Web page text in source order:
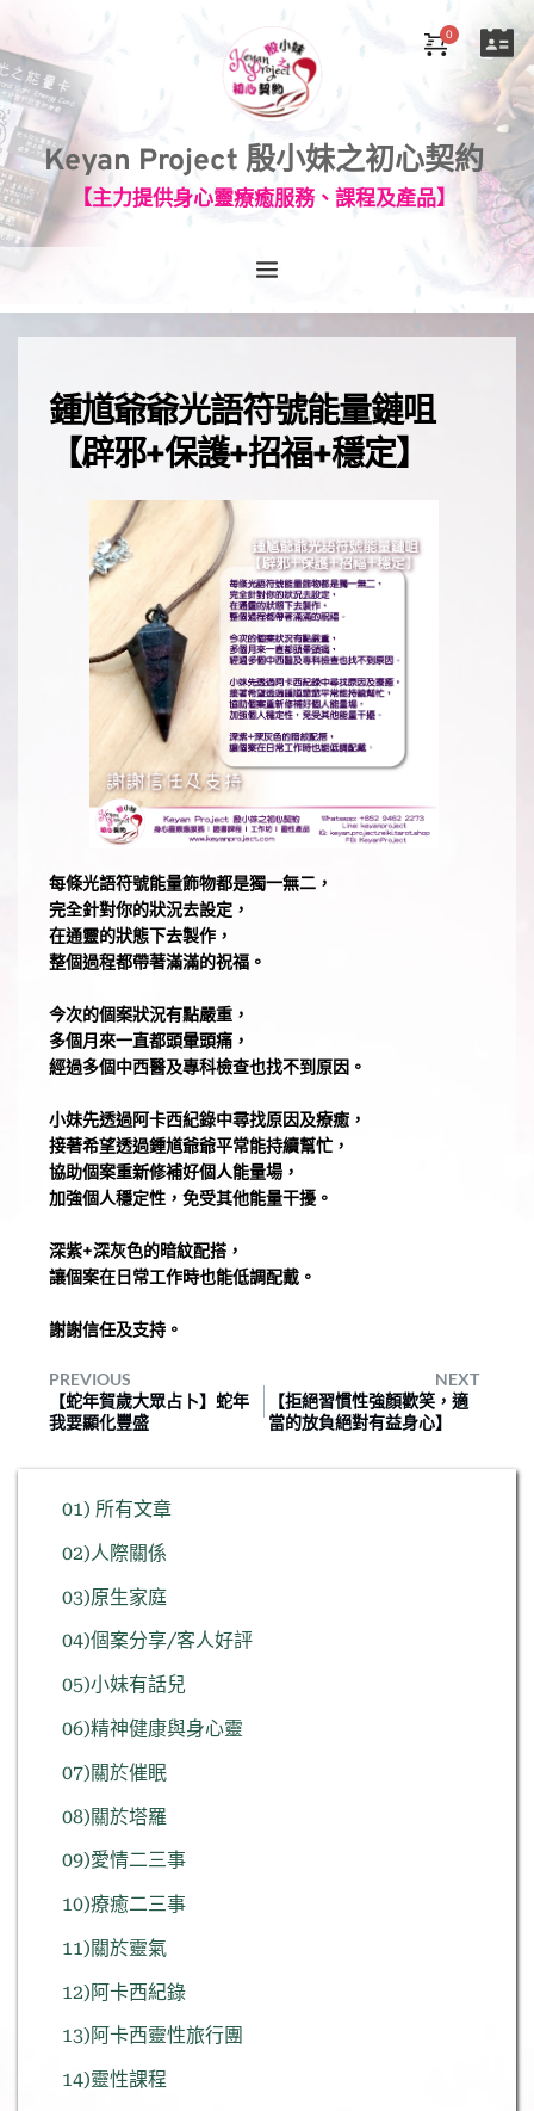
Keyan Project 殷小妹之初心契約
【主力提供身心靈療癒服務、課程及產品】
鍾馗爺爺光語符號能量鏈咀
【辟邪+保護+招福+穩定】
每條光語符號能量飾物都是獨一無二，
完全針對你的狀況去設定，
在通靈的狀態下去製作，
整個過程都帶著滿滿的祝福。
今次的個案狀況有點嚴重，
多個月來一直都頭暈頭痛，
經過多個中西醫及專科檢查也找不到原因。
小妹先透過阿卡西紀錄中尋找原因及療癒，
接著希望透過鍾馗爺爺平常能持續幫忙，
協助個案重新修補好個人能量場，
加強個人穩定性，免受其他能量干擾。
深紫+深灰色的暗紋配搭，
讓個案在日常工作時也能低調配戴。
謝謝信任及支持。
PREVIOUS
NEXT
【蛇年賀歲大眾占卜】蛇年
我要顯化豐盛
【拒絕習慣性強顏歡笑，適
當的放負絕對有益身心】
01) 所有文章
02)人際關係
03)原生家庭
04)個案分享/客人好評
05)小妹有話兒
06)精神健康與身心靈
07)關於催眠
08)關於塔羅
09)愛情二三事
10)療癒二三事
11)關於靈氣
12)阿卡西紀錄
13)阿卡西靈性旅行團
14)靈性課程